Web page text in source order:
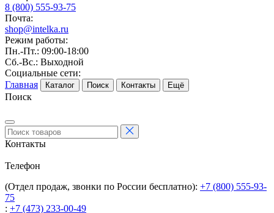
8 (800) 555-93-75
Почта:
shop@intelka.ru
Режим работы:
Пн.-Пт.: 09:00-18:00
Сб.-Вс.: Выходной
Социальные сети:
Главная
Каталог Поиск Контакты Ещё
Поиск
Контакты
Телефон
(Отдел продаж, звонки по России бесплатно): +7 (800) 555-93-
75
: +7 (473) 233-00-49